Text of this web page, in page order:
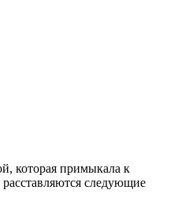
которая примыкала к
следующие